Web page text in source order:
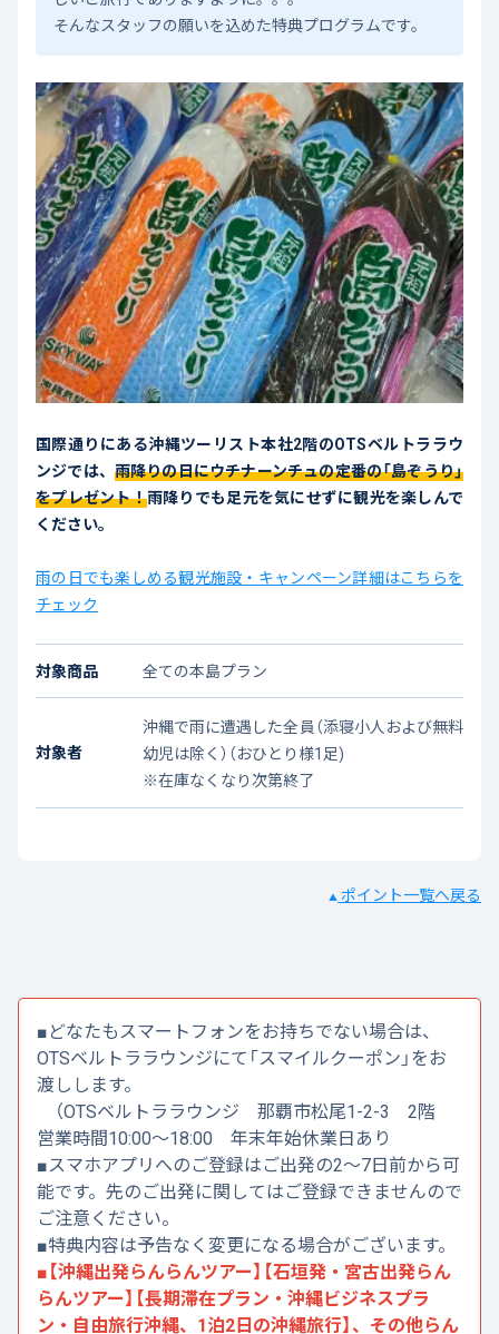
そんなスタッフの願いを込めた特典プログラムです。
国際通りにある沖縄ツーリスト本社2階のOTSベルトララウ
ンジでは、 雨降りの日にウチナーンチュの定番の「島ぞうり」
をプレゼント！雨降りでも足元を気にせずに観光を楽しんで
ください。
雨の日でも楽しめる観光施設・キャンペーン詳細はこちらを
チェック
対象商品 全ての本島プラン
対象者
沖縄で雨に遭遇した全員（添寝小人および無料
幼児は除く）（おひとり様1足)
※在庫なくなり次第終了
▲ ポイント一覧へ戻る
■どなたもスマートフォンをお持ちでない場合は、
OTSベルトララウンジにて「スマイルクーポン」をお
渡しします。
（OTSベルトララウンジ 那覇市松尾1-2-3 2階
営業時間10:00～18:00 年末年始休業日あり
■スマホアプリへのご登録はご出発の2～7日前から可
能です。先のご出発に関してはご登録できませんので
ご注意ください。
■特典内容は予告なく変更になる場合がございます。
■【沖縄出発らんらんツアー】【石垣発・宮古出発らん
らんツアー】【長期滞在プラン・沖縄ビジネスプラ
ン・自由旅行沖縄、1泊2日の沖縄旅行】、その他らん